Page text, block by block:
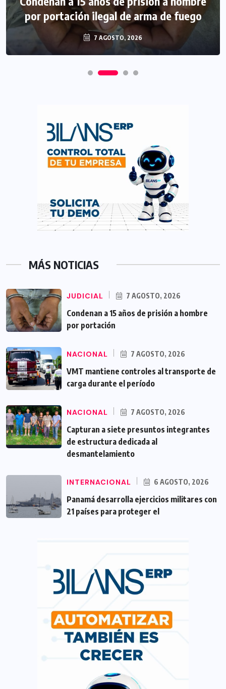
por portación ilegal de arma de fuego
7 AGOSTO, 2026
MÁS NOTICIAS
JUDICIAL 7 AGOSTO, 2026
Condenan a 15 años de prisión a hombre
por portación
NACIONAL 7 AGOSTO, 2026
VMT mantiene controles al transporte de
carga durante el período
NACIONAL 7 AGOSTO, 2026
Capturan a siete presuntos integrantes
de estructura dedicada al
desmantelamiento
INTERNACIONAL 6 AGOSTO, 2026
Panamá desarrolla ejercicios militares con
21 países para proteger el